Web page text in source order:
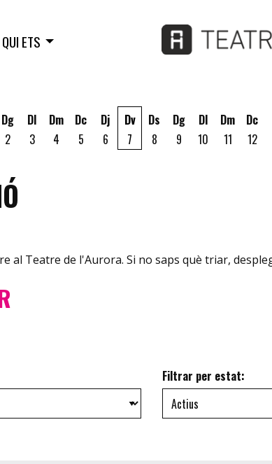
ETS
Dg
2
Dl
3
Dm
4
Dc
5
Dj
6
Dv
7
Ds
8
Dg
9
Dl
10
Dm
11
Dc
12
al Teatre de l'Aurora. Si no saps què triar,
Filtrar per estat: